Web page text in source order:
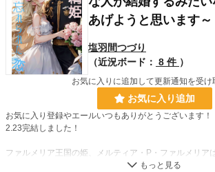
あげようと思います～
塩羽間つづり
（近況ボード： 8 件 ）
お気に入りに追加して更新通知を受け
お気に入り追加
お気に入り登録やエールいつもありがとうございます！
2.23完結しました！
ファルメリア王国の姫、メルティア・P・ファルメリア